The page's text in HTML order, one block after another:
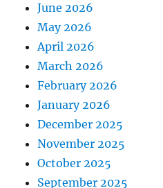
June 2026
May 2026
April 2026
March 2026
February 2026
January 2026
December 2025
November 2025
October 2025
September 2025